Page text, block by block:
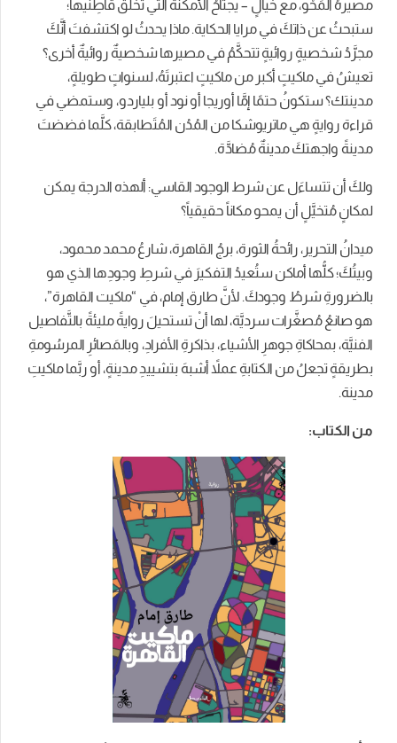
مصيرهُ المَحْو، مع خيالٍ – يجتاحُ الأمكنة التي تخلقُ قاطِنيها؛
ستبحثُ عن ذاتكَ في مرايا الحكاية. ماذا يحدثُ لو اكتشفتَ أنَّكَ
مجرَّدُ شخصيةٍ روائيةٍ تتحكَّمُ في مصيرها شخصيةٌ روائيةٌ أخرى؟
تعيشُ في ماكيتٍ أكبر من ماكيتٍ اعتبرتَهُ، لسنواتٍ طويلةٍ،
مدينتك؟ ستكونُ حتمًا إمَّا أوريجا أو نود أو بلياردو، وستمضي في
قراءة روايةٍ هي ماتريوشكا من المُدُن المُتَطابقة، كلَّما فضضتَ
مدينةً واجهتكَ مدينةٌ مُضادَّة.
ولكَ أن تتساءَل عن شرط الوجود القاسي: ألهذه الدرجة يمكن
لمكانٍ مُتخيَّلٍ أن يمحو مكاناً حقيقياً؟
ميدانُ التحرير، رائحةُ الثورة، برجُ القاهرة، شارعُ محمد محمود،
وبيتُكَ؛ كلُّها أماكن ستُعيدُ التفكيرَ في شرطِ وجودِها الذي هو
بالضرورةِ شرطُ وجودكَ. لأنَّ طارق إمام، في “ماكيت القاهرة”،
هو صانعُ مُصغَّرات سرديَّة، لها أنْ تستحيلَ روايةً مليئةً بالتَّفاصيل
الفنيَّة، بمحاكاةِ جوهرِ الأشياء، بذاكرةِ الأفرادِ، وبالمَصائرِ المرسُومةِ
بطريقةٍ تجعلُ من الكتابةِ عملاً أشبهَ بتشييدِ مدينةٍ، أو ربَّما ماكيتِ
مدينة.
من الكتاب: